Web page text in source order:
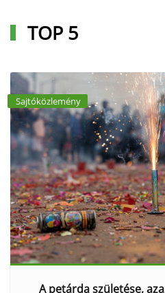
TOP 5
Sajtóközlemény
A petárda születése,